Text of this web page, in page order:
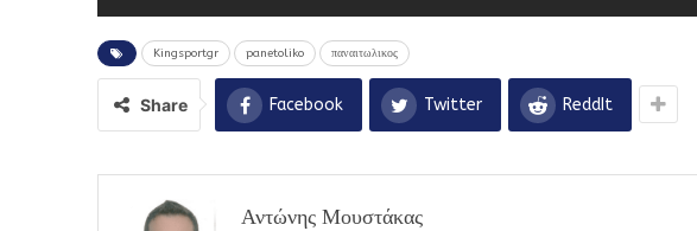
Kingsportgr panetoliko παναιτωλικος
Share Facebook Twitter ReddIt
Αντώνης Μουστάκας